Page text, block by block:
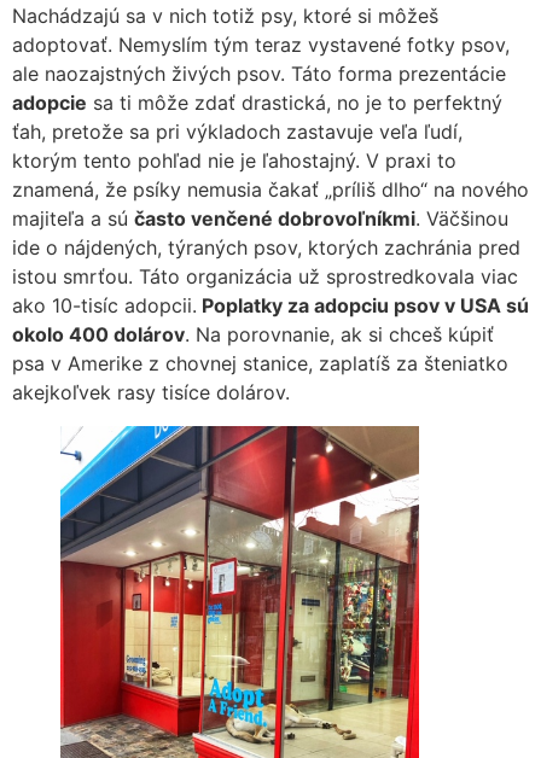
Nachádzajú sa v nich totiž psy, ktoré si môžeš
adoptovať. Nemyslím tým teraz vystavené fotky psov,
ale naozajstných živých psov. Táto forma prezentácie
adopcie sa ti môže zdať drastická, no je to perfektný
ťah, pretože sa pri výkladoch zastavuje veľa ľudí,
ktorým tento pohľad nie je ľahostajný. V praxi to
znamená, že psíky nemusia čakať „príliš dlho“ na nového
majiteľa a sú často venčené dobrovoľníkmi. Väčšinou
ide o nájdených, týraných psov, ktorých zachránia pred
istou smrťou. Táto organizácia už sprostredkovala viac
ako 10-tisíc adopcii. Poplatky za adopciu psov v USA sú
okolo 400 dolárov. Na porovnanie, ak si chceš kúpiť
psa v Amerike z chovnej stanice, zaplatíš za šteniatko
akejkoľvek rasy tisíce dolárov.